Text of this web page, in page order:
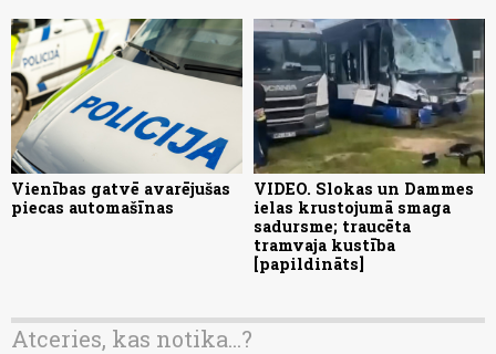
Vienības gatvē avarējušas
piecas automašīnas
VIDEO. Slokas un Dammes
ielas krustojumā smaga
sadursme; traucēta
tramvaja kustība
[papildināts]
Atceries, kas notika...?